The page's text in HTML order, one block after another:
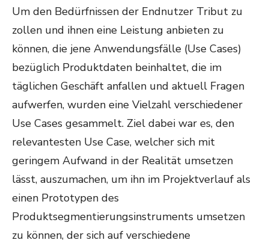
Um den Bedürfnissen der Endnutzer Tribut zu
zollen und ihnen eine Leistung anbieten zu
können, die jene Anwendungsfälle (Use Cases)
bezüglich Produktdaten beinhaltet, die im
täglichen Geschäft anfallen und aktuell Fragen
aufwerfen, wurden eine Vielzahl verschiedener
Use Cases gesammelt. Ziel dabei war es, den
relevantesten Use Case, welcher sich mit
geringem Aufwand in der Realität umsetzen
lässt, auszumachen, um ihn im Projektverlauf als
einen Prototypen des
Produktsegmentierungsinstruments umsetzen
zu können, der sich auf verschiedene